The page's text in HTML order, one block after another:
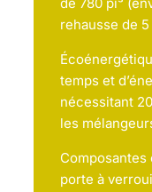
rehausse de 5
temps et
nécessitant
les
Composantes
porte à